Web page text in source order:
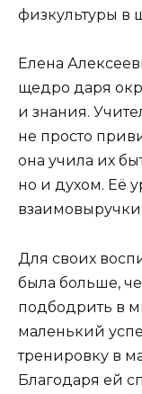
физкультуры в
Елена
щедро даря
и знания.
не просто
она учила их
но и духом. Её
Для своих
была больше,
подбодрить в
маленький
тренировку в
Благодаря ей